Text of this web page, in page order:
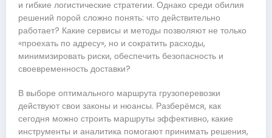
и гибкие логистические стратегии. Однако среди обилия
решений порой сложно понять: что действительно
работает? Какие сервисы и методы позволяют не только
«проехать по адресу», но и сократить расходы,
минимизировать риски, обеспечить безопасность и
своевременность доставки?
В выборе оптимального маршрута грузоперевозки
действуют свои законы и нюансы. Разберёмся, как
сегодня можно строить маршруты эффективно, какие
инструменты и аналитика помогают принимать решения,